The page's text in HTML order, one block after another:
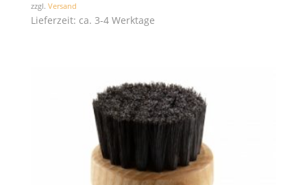
zzgl. Versand
Lieferzeit: ca. 3-4 Werktage